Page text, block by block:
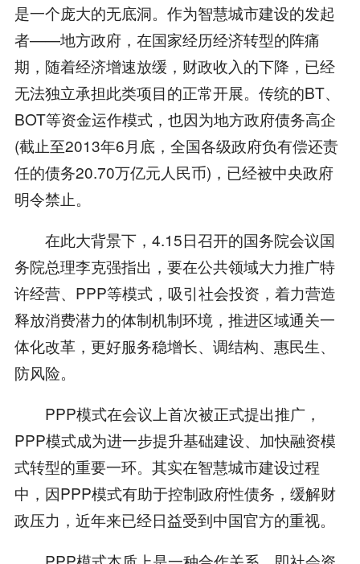
是一个庞大的无底洞。作为智慧城市建设的发起
者——地方政府，在国家经历经济转型的阵痛
期，随着经济增速放缓，财政收入的下降，已经
无法独立承担此类项目的正常开展。传统的BT、
BOT等资金运作模式，也因为地方政府债务高企
(截止至2013年6月底，全国各级政府负有偿还责
任的债务20.70万亿元人民币)，已经被中央政府
明令禁止。
在此大背景下，4.15日召开的国务院会议国
务院总理李克强指出，要在公共领域大力推广特
许经营、PPP等模式，吸引社会投资，着力营造
释放消费潜力的体制机制环境，推进区域通关一
体化改革，更好服务稳增长、调结构、惠民生、
防风险。
PPP模式在会议上首次被正式提出推广，
PPP模式成为进一步提升基础建设、加快融资模
式转型的重要一环。其实在智慧城市建设过程
中，因PPP模式有助于控制政府性债务，缓解财
政压力，近年来已经日益受到中国官方的重视。